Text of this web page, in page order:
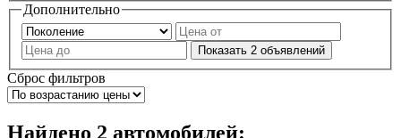
Дополнительно
Показать 2 объявлений
Сброс фильтров
Найдено 2 автомобилей: